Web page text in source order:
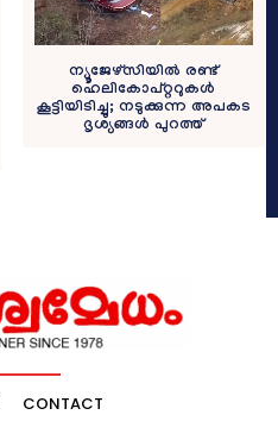
ന്യൂജേഴ്‌സിയിൽ രണ്ട്
ഹെലികോപ്റ്ററുകൾ
കൂട്ടിയിടിച്ചു; നടുക്കുന്ന അപകട
ദൃശ്യങ്ങൾ പുറത്ത്
CONTACT